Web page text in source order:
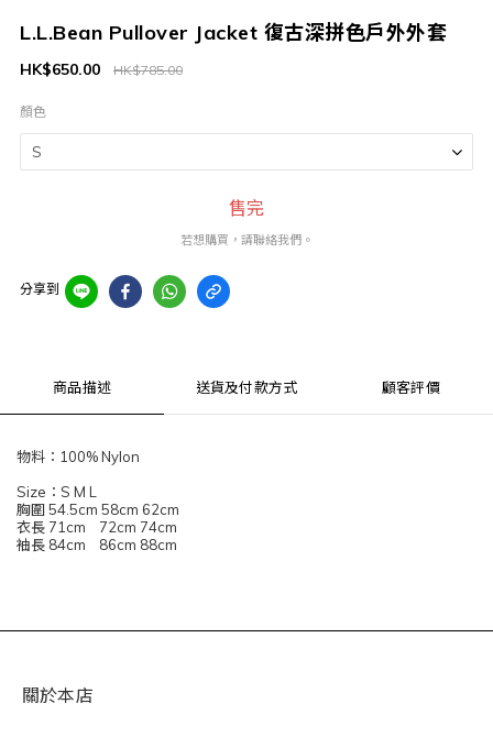
L.L.Bean Pullover Jacket 復古深拼色戶外外套
HK$785.00
HK$650.00
顏色
售完
若想購買，請聯絡我們。
分享到
商品描述 送貨及付款方式 顧客評價
物料：100% Nylon
Size：S M L
胸圍 54.5cm 58cm 62cm
衣長 71cm 72cm 74cm
袖長 84cm 86cm 88cm
關於本店